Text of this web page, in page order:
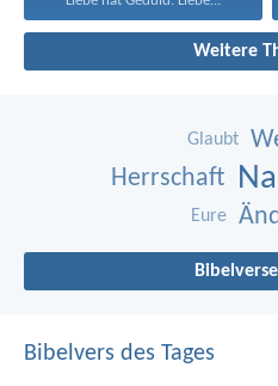
Weitere
Glaubt
Herrschaft
Eure
Bibelvers des Tages